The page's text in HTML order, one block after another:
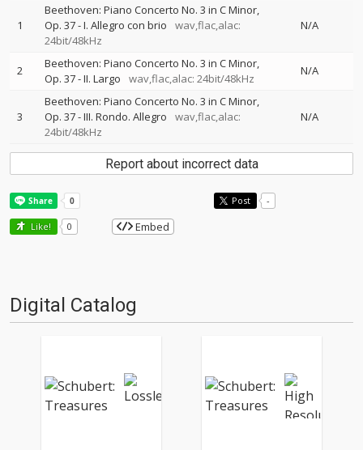
1
Beethoven: Piano Concerto No. 3 in C Minor,
Op. 37 - I. Allegro con brio
wav,flac,alac:
24bit/48kHz
N/A
2
Beethoven: Piano Concerto No. 3 in C Minor,
Op. 37 - II. Largo
wav,flac,alac: 24bit/48kHz
N/A
3
Beethoven: Piano Concerto No. 3 in C Minor,
Op. 37 - III. Rondo. Allegro
wav,flac,alac:
24bit/48kHz
N/A
Report about incorrect data
Post -
Like! 0 Embed
Digital Catalog